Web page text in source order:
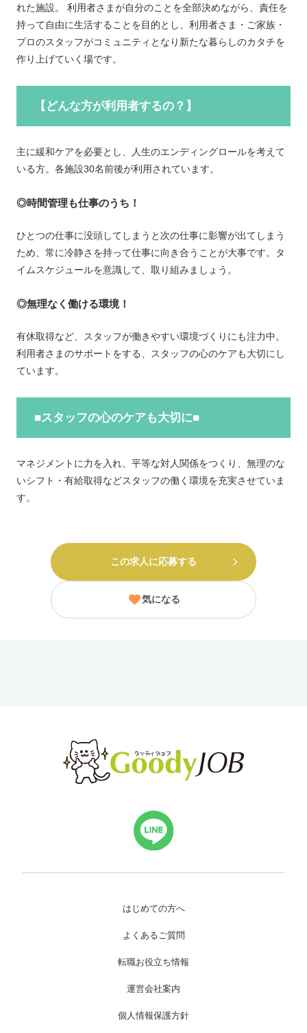
れた施設。 利用者さまが自分のことを全部決めながら、責任を
持って自由に生活することを目的とし、利用者さま・ご家族・
プロのスタッフがコミュニティとなり新たな暮らしのカタチを
作り上げていく場です。
【どんな方が利用者するの？】
主に緩和ケアを必要とし、人生のエンディングロールを考えて
いる方。各施設30名前後が利用されています。
◎時間管理も仕事のうち！
ひとつの仕事に没頭してしまうと次の仕事に影響が出てしまう
ため、常に冷静さを持って仕事に向き合うことが大事です。タ
イムスケジュールを意識して、取り組みましょう。
◎無理なく働ける環境！
有休取得など、スタッフが働きやすい環境づくりにも注力中。
利用者さまのサポートをする、スタッフの心のケアも大切にし
ています。
■スタッフの心のケアも大切に■
マネジメントに力を入れ、平等な対人関係をつくり、無理のな
いシフト・有給取得などスタッフの働く環境を充実させていま
す。
この求人に応募する
気になる
はじめての方へ
よくあるご質問
転職お役立ち情報
運営会社案内
個人情報保護方針